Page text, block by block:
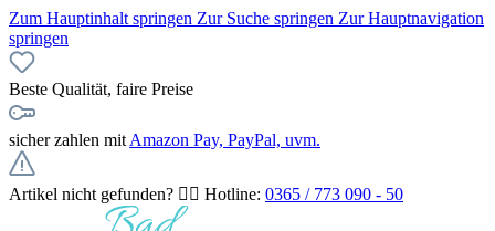
Zum Hauptinhalt springen Zur Suche springen Zur Hauptnavigation
springen
Beste Qualität, faire Preise
sicher zahlen mit Amazon Pay, PayPal, uvm.
Artikel nicht gefunden? 👉🏻 Hotline: 0365 / 773 090 - 50